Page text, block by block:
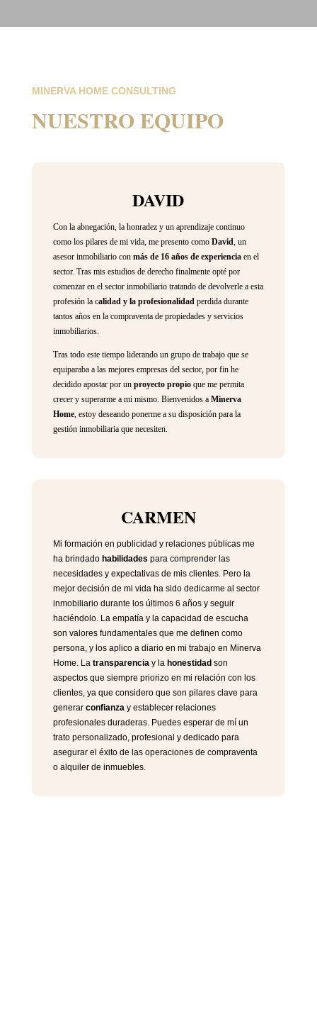
MINERVA HOME CONSULTING
NUESTRO EQUIPO
DAVID
Con la abnegación, la honradez y un aprendizaje continuo
como los pilares de mi vida, me presento como David , un
asesor inmobiliario con más de 16 años de experienciaen el
sector. Tras mis estudios de derecho finalmente opté por
comenzar en el sector inmobiliario tratando de devolverle a esta
profesión la calidad y la profesionalidad perdida durante
tantos años en la compraventa de propiedades y servicios
inmobiliarios.
Tras todo este tiempo liderando un grupo de trabajo que se
equiparaba a las mejores empresas del sector, por fin he
decidido apostar por un proyecto propioque me permita
crecer y superarme a mi mismo. Bienvenidos a Minerva
Home, estoy deseando ponerme a su disposición para la
gestión inmobiliaria que necesiten.
CARMEN
Mi formación en publicidad y relaciones públicas me
ha brindado habilidades para comprender las
necesidades y expectativas de mis clientes. Pero la
mejor decisión de mi vida ha sido dedicarme al sector
inmobiliario durante los últimos 6 años y seguir
haciéndolo. La empatía y la capacidad de escucha
son valores fundamentales que me definen como
persona, y los aplico a diario en mi trabajo en Minerva
Home. La transparencia y la honestidadson
aspectos que siempre priorizo en mi relación con los
clientes, ya que considero que son pilares clave para
generar confianza y establecer relaciones
profesionales duraderas. Puedes esperar de mí un
trato personalizado, profesional y dedicado para
asegurar el éxito de las operaciones de compraventa
o alquiler de inmuebles.